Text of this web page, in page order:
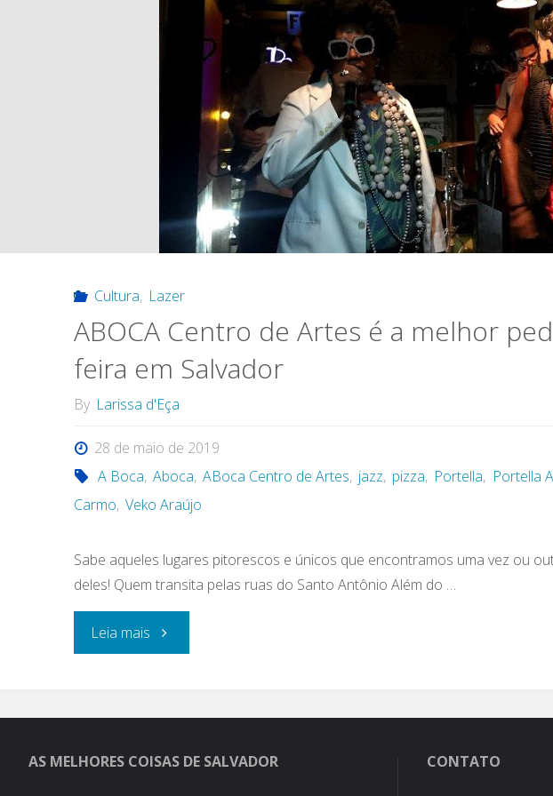
Cultura, Lazer
ABOCA Centro de Artes é a melhor
feira em Salvador
By Larissa d'Eça
28 de maio de 2019
A Boca, Aboca, ABoca Centro de Artes, jazz, pizza, Portella, Portella
Carmo, Veko Araújo
Sabe aqueles lugares pitorescos e únicos que encontramos uma vez ou
deles! Quem transita pelas ruas do Santo Antônio Além do …
Leia mais "ABOCA
de
Artes
AS MELHORES COISAS DE SALVADOR CONTATO